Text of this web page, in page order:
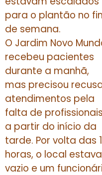
para o plantão no
de semana.
O Jardim Novo
recebeu pacientes
durante a manhã,
mas precisou
atendimentos pela
falta de profissionais
a partir do início da
tarde. Por volta das
horas, o local estava
vazio e um